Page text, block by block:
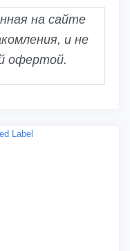
на сайте
и не
офертой.